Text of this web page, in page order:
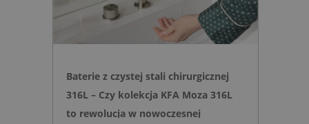
Baterie z czystej stali chirurgicznej
316L – Czy kolekcja KFA Moza 316L
to rewolucja w nowoczesnej